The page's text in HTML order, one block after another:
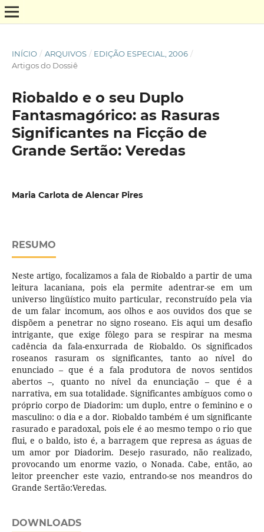
INÍCIO / ARQUIVOS / EDIÇÃO ESPECIAL, 2006 /
Artigos do Dossiê
Riobaldo e o seu Duplo
Fantasmagórico: as Rasuras
Significantes na Ficção de
Grande Sertão: Veredas
Maria Carlota de Alencar Pires
RESUMO
Neste artigo, focalizamos a fala de Riobaldo a partir de uma
leitura lacaniana, pois ela permite adentrar-se em um
universo lingüístico muito particular, reconstruído pela via
de um falar incomum, aos olhos e aos ouvidos dos que se
dispõem a penetrar no signo roseano. Eis aqui um desafio
intrigante, que exige fôlego para se respirar na mesma
cadência da fala-enxurrada de Riobaldo. Os significados
roseanos rasuram os significantes, tanto ao nível do
enunciado – que é a fala produtora de novos sentidos
abertos –, quanto no nível da enunciação – que é a
narrativa, em sua totalidade. Significantes ambíguos como o
próprio corpo de Diadorim: um duplo, entre o feminino e o
masculino: o dia e a dor. Riobaldo também é um significante
rasurado e paradoxal, pois ele é ao mesmo tempo o rio que
flui, e o baldo, isto é, a barragem que represa as águas de
um amor por Diadorim. Desejo rasurado, não realizado,
provocando um enorme vazio, o Nonada. Cabe, então, ao
leitor preencher este vazio, entrando-se nos meandros do
Grande Sertão:Veredas.
DOWNLOADS